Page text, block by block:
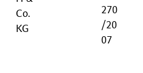
Co.
KG
270
/20
07